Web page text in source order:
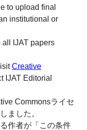
to upload final
institutional or
IJAT papers
Creative
IJAT Editorial
Commonsライセ
ました。
作者が「この条件